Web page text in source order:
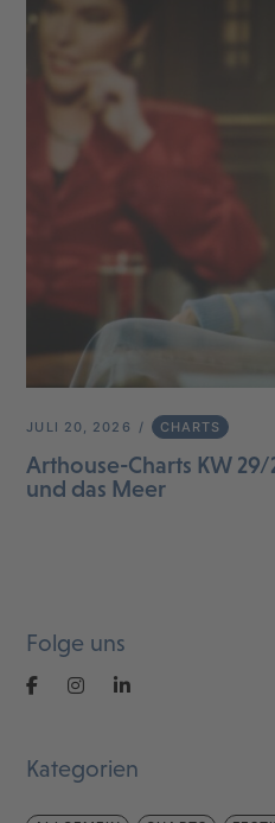
JULI 20, 2026 CHARTS
Arthouse-Charts KW 29/
und das Meer
Folge uns
Kategorien